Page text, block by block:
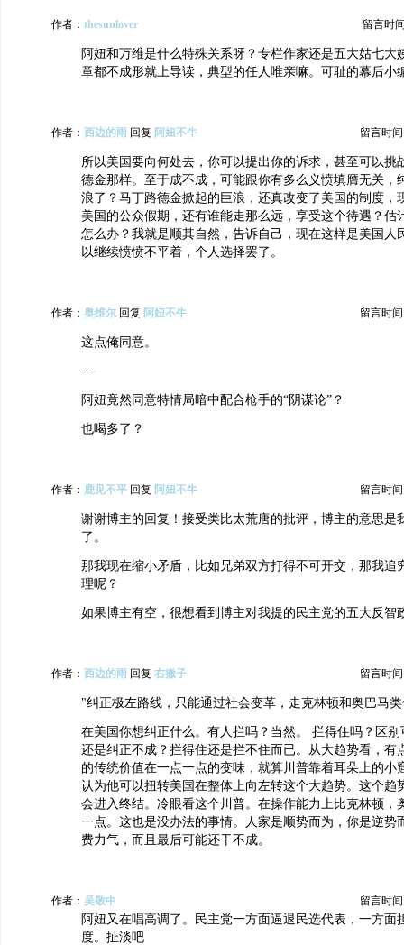
作者： thesunlover 留言时
阿妞和万维是什么特殊关系呀？专栏作家还是五大姑七大
章都不成形就上导读，典型的任人唯亲嘛。可耻的幕后小
作者： 西边的雨 回复 阿妞不牛 留言时间
所以美国要向何处去，你可以提出你的诉求，甚至可以挑
德金那样。至于成不成，可能跟你有多么义愤填膺无关，
浪了？马丁路德金掀起的巨浪，还真改变了美国的制度，
美国的公众假期，还有谁能走那么远，享受这个待遇？估
怎么办？我就是顺其自然，告诉自己，现在这样是美国人
以继续愤愤不平着，个人选择罢了。
作者： 奥维尔 回复 阿妞不牛 留言时间
这点俺同意。
---
阿妞竟然同意特情局暗中配合枪手的“阴谋论”？
也喝多了？
作者： 鹿见不平 回复 阿妞不牛 留言时间
谢谢博主的回复！接受类比太荒唐的批评，博主的意思是
了。
那我现在缩小矛盾，比如兄弟双方打得不可开交，那我追
理呢？
如果博主有空，很想看到博主对我提的民主党的五大反智
作者： 西边的雨 回复 右撇子 留言时间
"纠正极左路线，只能通过社会变革，走克林顿和奥巴马
在美国你想纠正什么。有人拦吗？当然。 拦得住吗？区
还是纠正不成？拦得住还是拦不住而已。从大趋势看，有
的传统价值在一点一点的变味，就算川普靠着耳朵上的小
认为他可以扭转美国在整体上向左转这个大趋势。这个趋
会进入终结。冷眼看这个川普。在操作能力上比克林顿，
一点。这也是没办法的事情。人家是顺势而为，你是逆势
费力气，而且最后可能还干不成。
作者： 吴敬中 留言时间
阿妞又在唱高调了。民主党一方面逼退民选代表，一方面
度。扯淡吧